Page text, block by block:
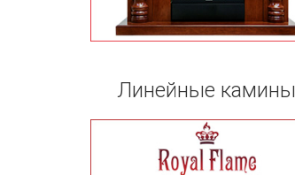
Линейные камины